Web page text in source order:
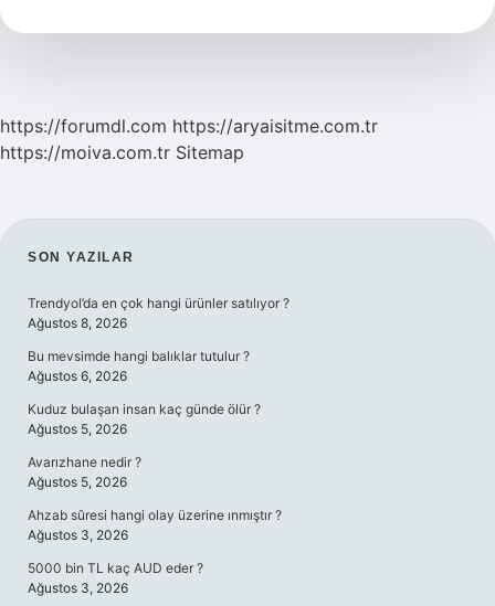
Kullanamaz
https://forumdl.com https://aryaisitme.com.tr
https://moiva.com.tr Sitemap
SIDEBAR
SON YAZILAR
Trendyol’da en çok hangi ürünler satılıyor ?
Ağustos 8, 2026
Bu mevsimde hangi balıklar tutulur ?
Ağustos 6, 2026
Kuduz bulaşan insan kaç günde ölür ?
Ağustos 5, 2026
Avarızhane nedir ?
Ağustos 5, 2026
Ahzab sûresi hangi olay üzerine ınmıştır ?
Ağustos 3, 2026
5000 bin TL kaç AUD eder ?
Ağustos 3, 2026